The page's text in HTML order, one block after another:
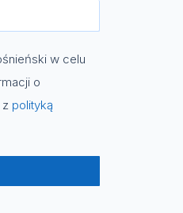
w celu
o
polityką